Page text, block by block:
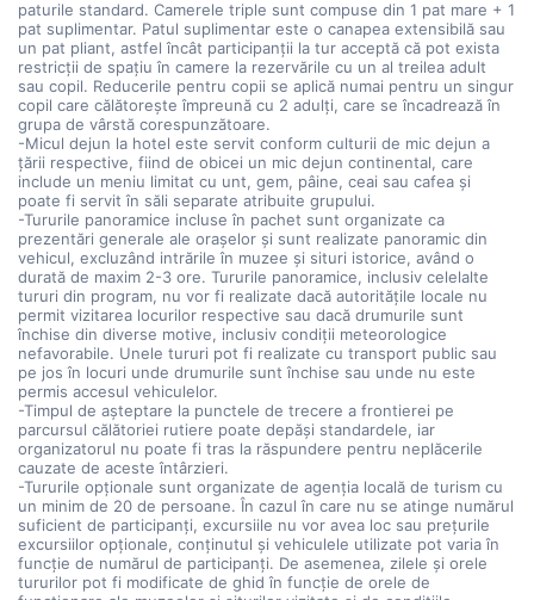
paturile standard. Camerele triple sunt compuse din 1 pat mare + 1
pat suplimentar. Patul suplimentar este o canapea extensibilă sau
un pat pliant, astfel încât participanții la tur acceptă că pot exista
restricții de spațiu în camere la rezervările cu un al treilea adult
sau copil. Reducerile pentru copii se aplică numai pentru un singur
copil care călătorește împreună cu 2 adulți, care se încadrează în
grupa de vârstă corespunzătoare.
-Micul dejun la hotel este servit conform culturii de mic dejun a
țării respective, fiind de obicei un mic dejun continental, care
include un meniu limitat cu unt, gem, pâine, ceai sau cafea și
poate fi servit în săli separate atribuite grupului.
-Tururile panoramice incluse în pachet sunt organizate ca
prezentări generale ale orașelor și sunt realizate panoramic din
vehicul, excluzând intrările în muzee și situri istorice, având o
durată de maxim 2-3 ore. Tururile panoramice, inclusiv celelalte
tururi din program, nu vor fi realizate dacă autoritățile locale nu
permit vizitarea locurilor respective sau dacă drumurile sunt
închise din diverse motive, inclusiv condiții meteorologice
nefavorabile. Unele tururi pot fi realizate cu transport public sau
pe jos în locuri unde drumurile sunt închise sau unde nu este
permis accesul vehiculelor.
-Timpul de așteptare la punctele de trecere a frontierei pe
parcursul călătoriei rutiere poate depăși standardele, iar
organizatorul nu poate fi tras la răspundere pentru neplăcerile
cauzate de aceste întârzieri.
-Tururile opționale sunt organizate de agenția locală de turism cu
un minim de 20 de persoane. În cazul în care nu se atinge numărul
suficient de participanți, excursiile nu vor avea loc sau prețurile
excursiilor opționale, conținutul și vehiculele utilizate pot varia în
funcție de numărul de participanți. De asemenea, zilele și orele
tururilor pot fi modificate de ghid în funcție de orele de